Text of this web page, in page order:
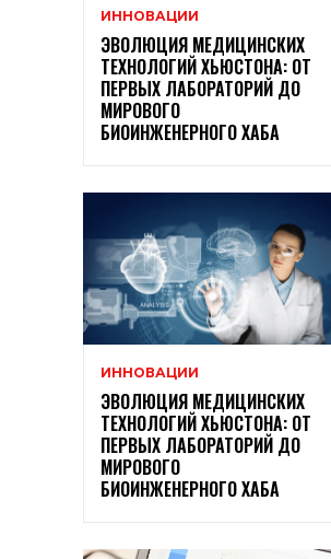
ИННОВАЦИИ
ЭВОЛЮЦИЯ МЕДИЦИНСКИХ
ТЕХНОЛОГИЙ ХЬЮСТОНА: ОТ
ПЕРВЫХ ЛАБОРАТОРИЙ ДО
МИРОВОГО
БИОИНЖЕНЕРНОГО ХАБА
ИННОВАЦИИ
ЭВОЛЮЦИЯ МЕДИЦИНСКИХ
ТЕХНОЛОГИЙ ХЬЮСТОНА: ОТ
ПЕРВЫХ ЛАБОРАТОРИЙ ДО
МИРОВОГО
БИОИНЖЕНЕРНОГО ХАБА